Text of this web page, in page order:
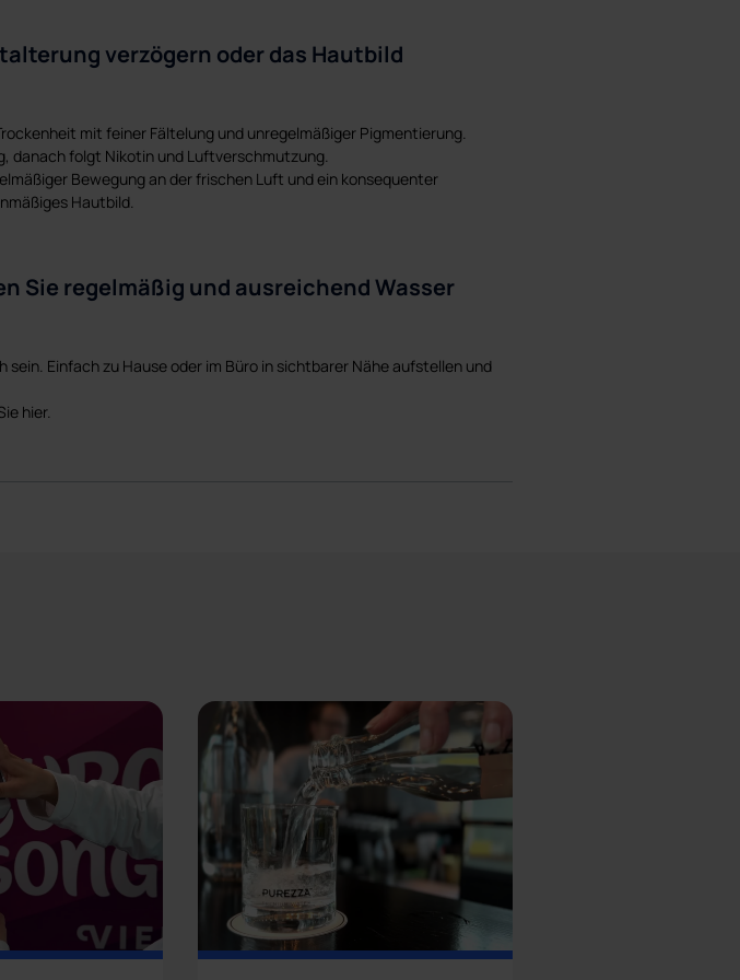
verzögern oder das Hautbild
mit feiner Fältelung und unregelmäßiger Pigmentierung.
danach folgt Nikotin und Luftverschmutzung.
Bewegung an der frischen Luft und ein konsequenter
Hautbild.
Sie regelmäßig und ausreichend Wasser
Einfach zu Hause oder im Büro in sichtbarer Nähe aufstellen und
hier.